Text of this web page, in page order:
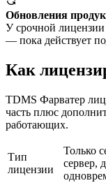
Обновления
У срочной лицензии
— пока действует
Как
TDMS Фарватер
часть плюс
работающих.
Тип
лицензии
Только
сервер,